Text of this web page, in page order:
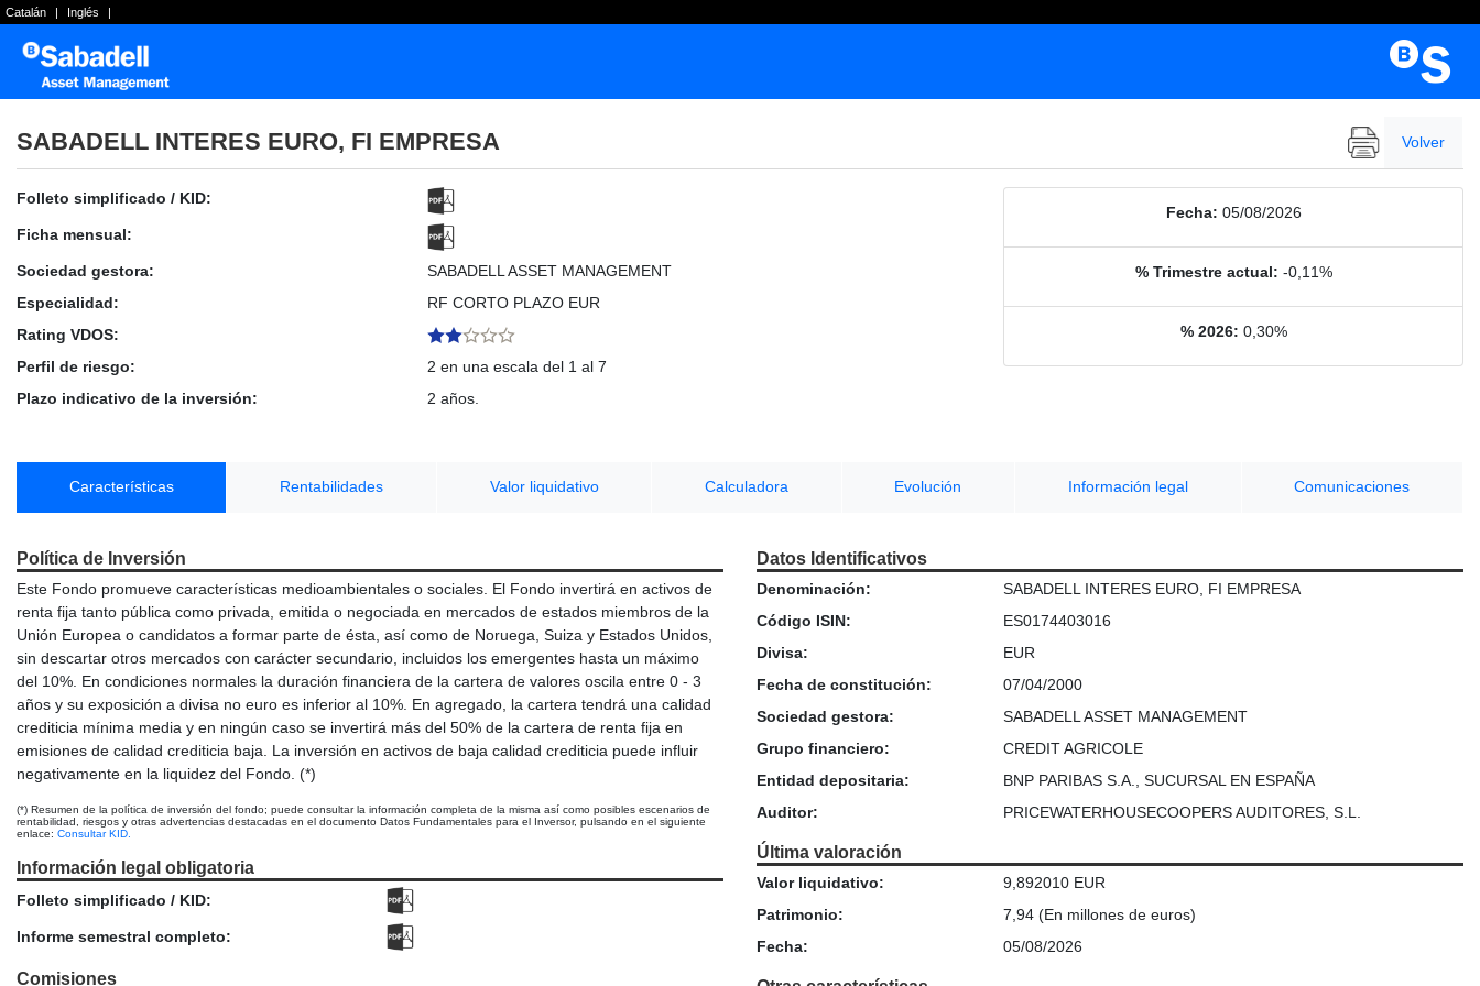
Catalán | Inglés |
SABADELL INTERES EURO, FI EMPRESA Volver
Folleto simplificado / KID:
Ficha mensual:
Sociedad gestora:
SABADELL ASSET MANAGEMENT
Especialidad:
RF CORTO PLAZO EUR
Rating VDOS:
Perfil de riesgo:
2 en una escala del 1 al 7
Plazo indicativo de la inversión:
2 años.
Fecha: 05/08/2026
% Trimestre actual: -0,11%
% 2026: 0,30%
Características Rentabilidades Valor liquidativo Calculadora Evolución Información legal Comunicaciones
Política de Inversión
Este Fondo promueve características medioambientales o sociales. El Fondo invertirá en activos de
renta fija tanto pública como privada, emitida o negociada en mercados de estados miembros de la
Unión Europea o candidatos a formar parte de ésta, así como de Noruega, Suiza y Estados Unidos,
sin descartar otros mercados con carácter secundario, incluidos los emergentes hasta un máximo
del 10%. En condiciones normales la duración financiera de la cartera de valores oscila entre 0 - 3
años y su exposición a divisa no euro es inferior al 10%. En agregado, la cartera tendrá una calidad
crediticia mínima media y en ningún caso se invertirá más del 50% de la cartera de renta fija en
emisiones de calidad crediticia baja. La inversión en activos de baja calidad crediticia puede influir
negativamente en la liquidez del Fondo. (*)
(*) Resumen de la política de inversión del fondo; puede consultar la información completa de la misma así como posibles escenarios de
rentabilidad, riesgos y otras advertencias destacadas en el documento Datos Fundamentales para el Inversor, pulsando en el siguiente
enlace: Consultar KID.
Información legal obligatoria
Folleto simplificado / KID:
Informe semestral completo:
Comisiones
Datos Identificativos
Denominación:
SABADELL INTERES EURO, FI EMPRESA
Código ISIN:
ES0174403016
Divisa:
EUR
Fecha de constitución:
07/04/2000
Sociedad gestora:
SABADELL ASSET MANAGEMENT
Grupo financiero:
CREDIT AGRICOLE
Entidad depositaria:
BNP PARIBAS S.A., SUCURSAL EN ESPAÑA
Auditor:
PRICEWATERHOUSECOOPERS AUDITORES, S.L.
Última valoración
Valor liquidativo:
9,892010 EUR
Patrimonio:
7,94 (En millones de euros)
Fecha:
05/08/2026